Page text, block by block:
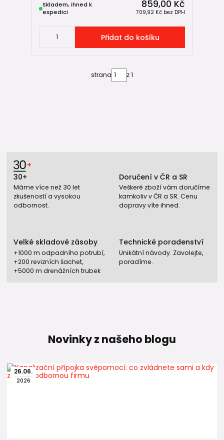
859,00 Kč
709,92 Kč bez DPH
Skladem, ihned k
expedici
Přidat do košíku
strana z 1
30+
Máme více než 30 let
zkušeností a vysokou
odbornost.
Doručení v ČR a SR
Veškeré zboží vám doručíme
kamkoliv v ČR a SR. Cenu
dopravy víte ihned.
Velké skladové zásoby
+1000 m odpadního potrubí,
+200 revizních šachet,
+5000 m drenážních trubek
Technické poradenství
Unikátní návody. Zavolejte,
poradíme.
Novinky z našeho blogu
26.06.
2026